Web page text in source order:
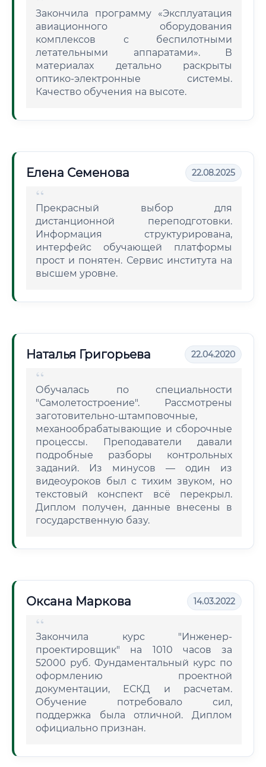
Закончила программу «Эксплуатация
авиационного оборудования
комплексов с беспилотными
летательными аппаратами». В
материалах детально раскрыты
оптико-электронные системы.
Качество обучения на высоте.
Елена Семенова 22.08.2025
Прекрасный выбор для
дистанционной переподготовки.
Информация структурирована,
интерфейс обучающей платформы
прост и понятен. Сервис института на
высшем уровне.
Наталья Григорьева 22.04.2020
Обучалась по специальности
"Самолетостроение". Рассмотрены
заготовительно-штамповочные,
механообрабатывающие и сборочные
процессы. Преподаватели давали
подробные разборы контрольных
заданий. Из минусов — один из
видеоуроков был с тихим звуком, но
текстовый конспект всё перекрыл.
Диплом получен, данные внесены в
государственную базу.
Оксана Маркова 14.03.2022
Закончила курс "Инженер-
проектировщик" на 1010 часов за
52000 руб. Фундаментальный курс по
оформлению проектной
документации, ЕСКД и расчетам.
Обучение потребовало сил,
поддержка была отличной. Диплом
официально признан.